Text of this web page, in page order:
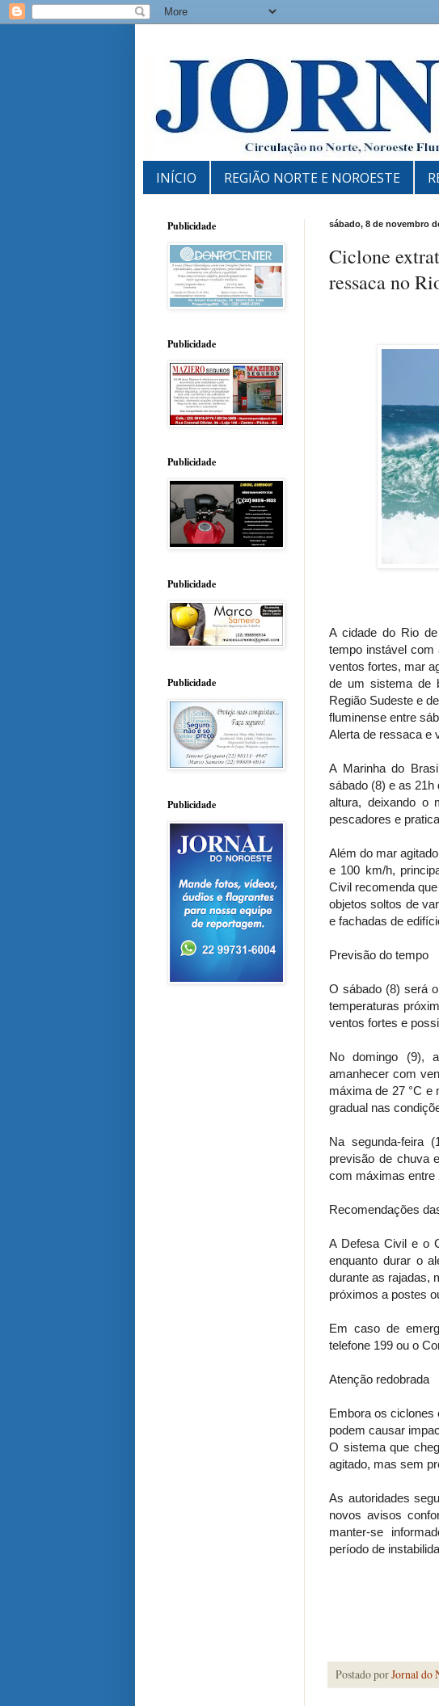
INÍCIO REGIÃO NORTE E NOROESTE
sábado, 8 de novembro
Ciclone
ressaca no
A cidade do Rio
tempo instável com
ventos fortes, mar
de um sistema de
Região Sudeste e
fluminense entre
Alerta de ressaca e
A Marinha do
sábado (8) e as 21h
altura, deixando o
pescadores e
Além do mar
e 100 km/h,
Civil recomenda
objetos soltos de
e fachadas de
Previsão do tempo
O sábado (8) será
temperaturas
ventos fortes e
No domingo (9),
amanhecer com
máxima de 27 °C e
gradual nas
Na segunda-feira
previsão de chuva
com máximas entre
Recomendações
A Defesa Civil e o
enquanto durar o
durante as rajadas,
próximos a postes
Em caso de
telefone 199 ou o
Atenção redobrada
Embora os ciclones
podem causar
O sistema que
agitado, mas sem
As autoridades
novos avisos
manter-se
período de
Postado porJornal do
Publicidade
Publicidade
Publicidade
Publicidade
Publicidade
Publicidade